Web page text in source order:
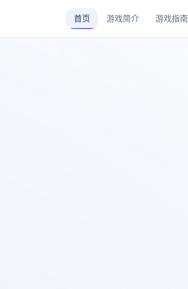
首页 游戏简介 游戏指南